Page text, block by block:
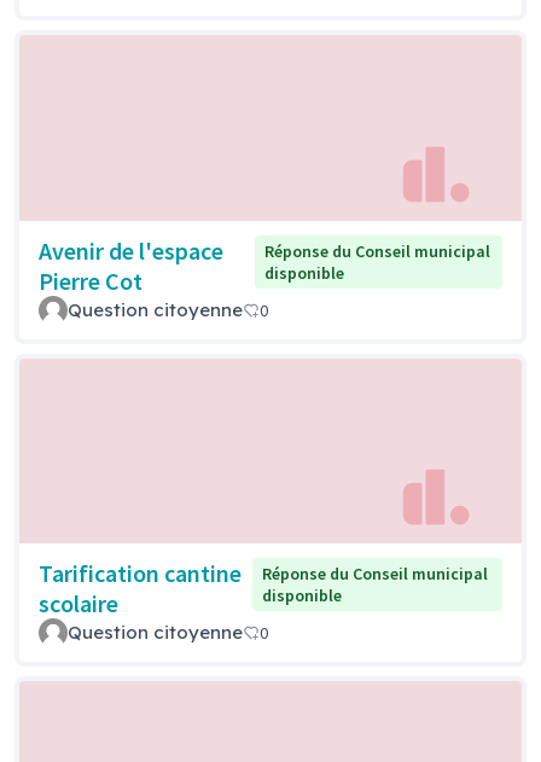
Avenir de l'espace
Pierre Cot
Réponse du Conseil municipal
disponible
Question citoyenne 0
Tarification cantine
scolaire
Réponse du Conseil municipal
disponible
Question citoyenne 0